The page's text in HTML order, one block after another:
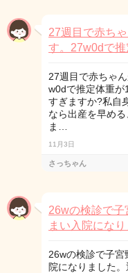
27週目で赤ち
す。27w0dで
27週目で赤ちゃ
w0dで推定体重が
すぎますか?私自
なら出産を早め
ま…
11月3日
さっちゃん
26wの検診で子
まい入院にな
26wの検診で子宮
院になりました